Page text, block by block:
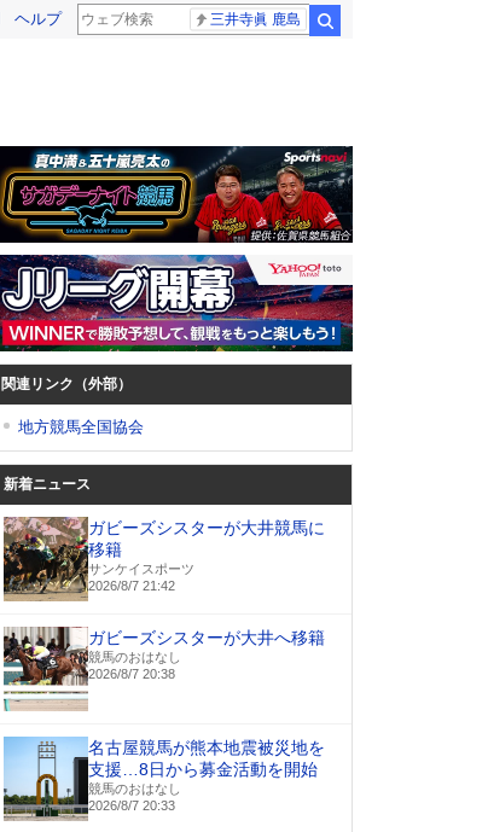
ヘルプ 三井寺眞 鹿島
関連リンク（外部）
地方競馬全国協会
新着ニュース
ガビーズシスターが大井競馬に
移籍
サンケイスポーツ
2026/8/7 21:42
ガビーズシスターが大井へ移籍
競馬のおはなし
2026/8/7 20:38
名古屋競馬が熊本地震被災地を
支援…8日から募金活動を開始
競馬のおはなし
2026/8/7 20:33